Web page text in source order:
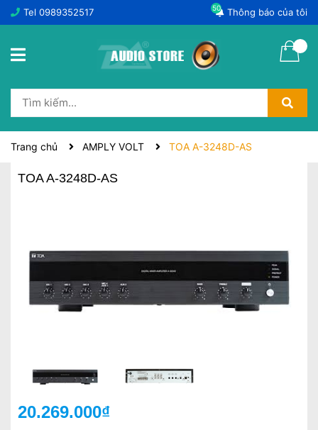
Tel 0989352517 Thông báo của tôi
50
Trang chủ AMPLY VOLT TOA A-3248D-AS
TOA A-3248D-AS
20.269.000₫